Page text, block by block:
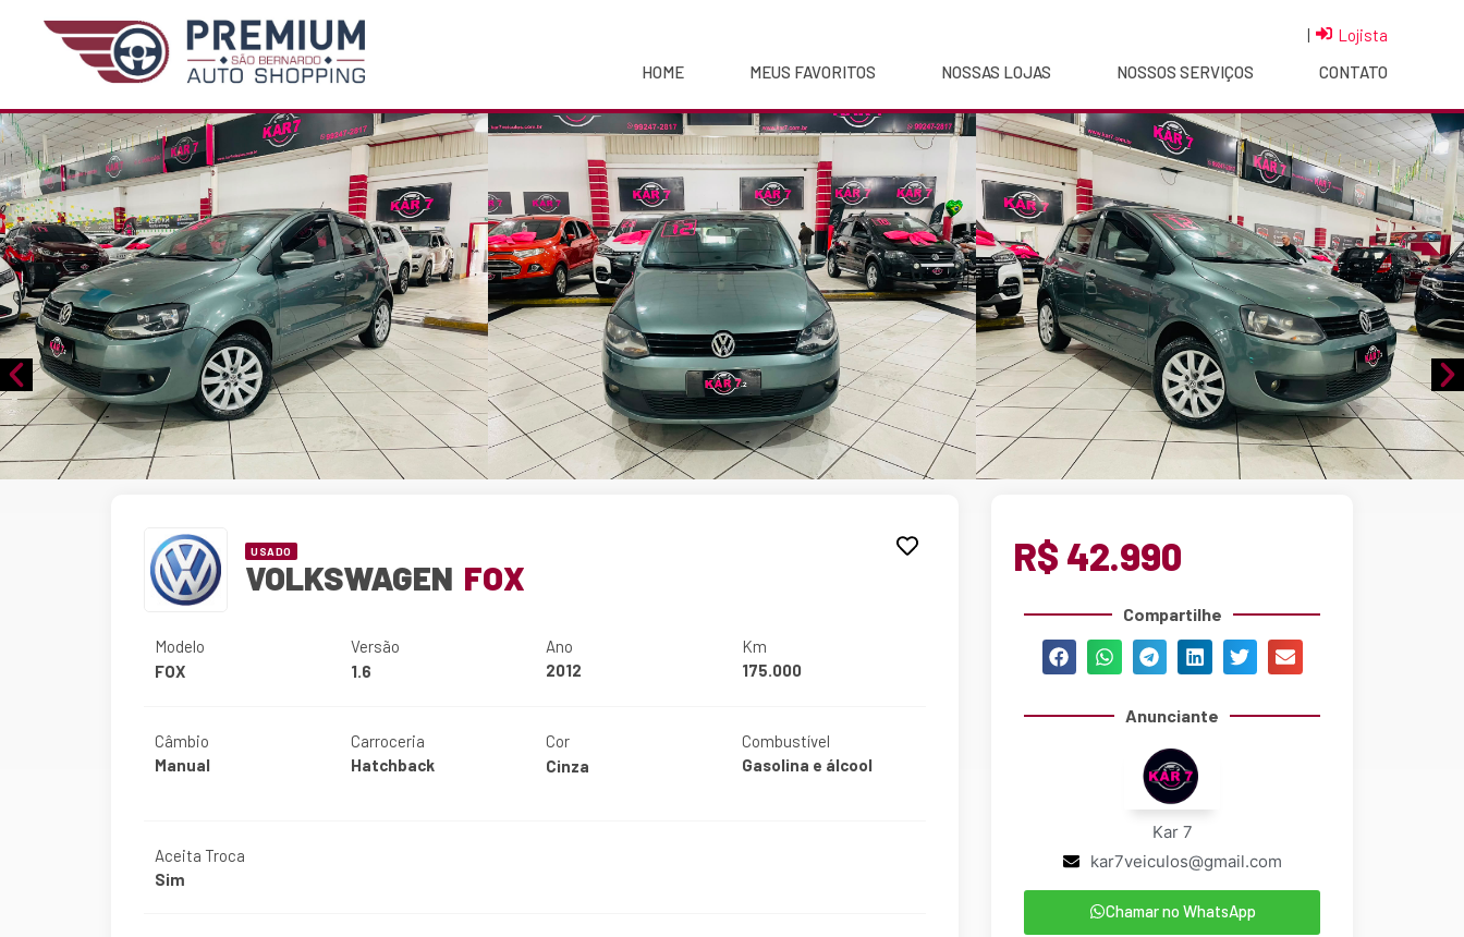
|
Lojista
HOME
MEUS FAVORITOS NOSSAS LOJAS NOSSOS SERVIÇOS CONTATO
USADO
VOLKSWAGEN FOX
Modelo
FOX
Versão
1.6
Ano
2012
Km
175.000
Câmbio
Manual
Carroceria
Hatchback
Cor
Cinza
Combustível
Gasolina e álcool
Aceita Troca
Sim
R$ 42.990
Compartilhe
Anunciante
Kar 7
kar7veiculos@gmail.com
Chamar no WhatsApp